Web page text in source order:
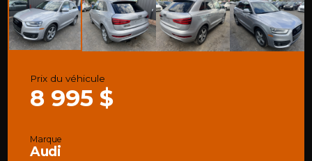
Prix du véhicule
8 995 $
Marque
Audi